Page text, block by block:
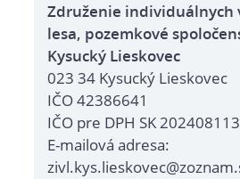
Združenie individuálnych
lesa, pozemkové
Kysucký Lieskovec
023 34 Kysucký Lieskovec
IČO 42386641
IČO pre DPH SK
E-mailová adresa: